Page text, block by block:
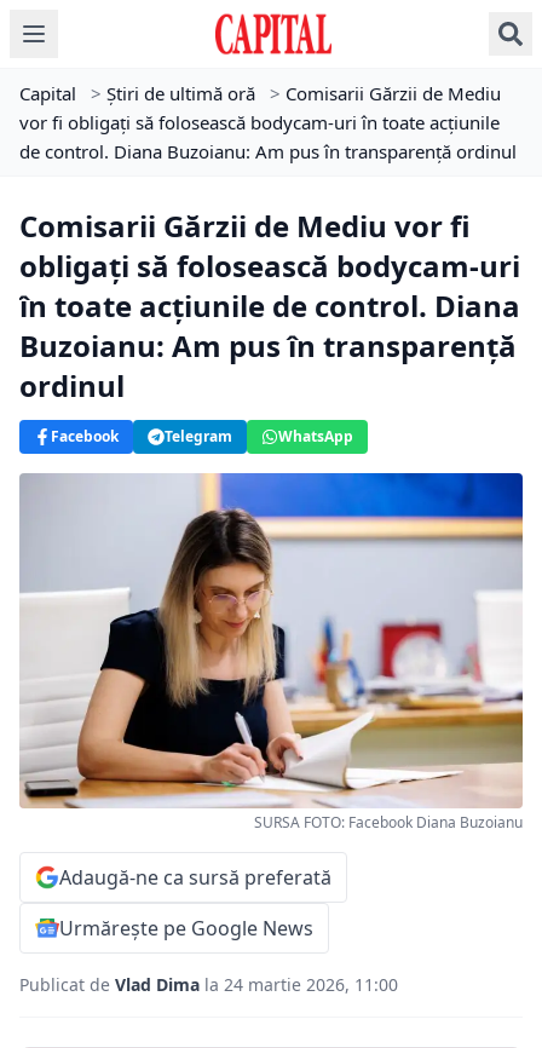
Capital > Știri de ultimă oră > Comisarii Gărzii de Mediu
vor fi obligați să folosească bodycam-uri în toate acţiunile
de control. Diana Buzoianu: Am pus în transparenţă ordinul
Comisarii Gărzii de Mediu vor fi
obligați să folosească bodycam-uri
în toate acţiunile de control. Diana
Buzoianu: Am pus în transparenţă
ordinul
Facebook Telegram WhatsApp
SURSA FOTO: Facebook Diana Buzoianu
Adaugă-ne ca sursă preferată
Urmărește pe Google News
Publicat de Vlad Dima la 24 martie 2026, 11:00